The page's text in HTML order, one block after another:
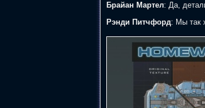
Брайан Мартел: Да,
Рэнди Питчфорд: Мы так